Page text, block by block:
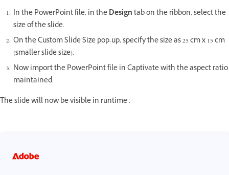
In the PowerPoint file, in theDesigntab on the ribbon, select the
size of the slide.
On the Custom Slide Size pop-up, specify the size as 25 cm x 15 cm
(smaller slide size).
Now import the PowerPoint file in Captivate with the aspect ratio
maintained.
The slide will now be visible in runtime .